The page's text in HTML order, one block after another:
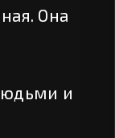
Она
и